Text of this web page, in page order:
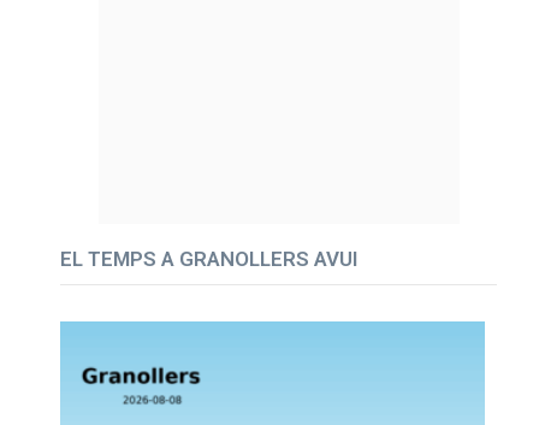
EL TEMPS A GRANOLLERS AVUI